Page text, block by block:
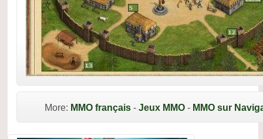
More: MMO français - Jeux MMO - MMO sur